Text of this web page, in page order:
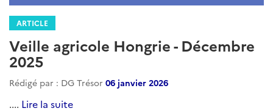
ARTICLE
Veille agricole Hongrie - Décembre
2025
Rédigé par : DG Trésor 06 janvier 2026
.... Lire la suite